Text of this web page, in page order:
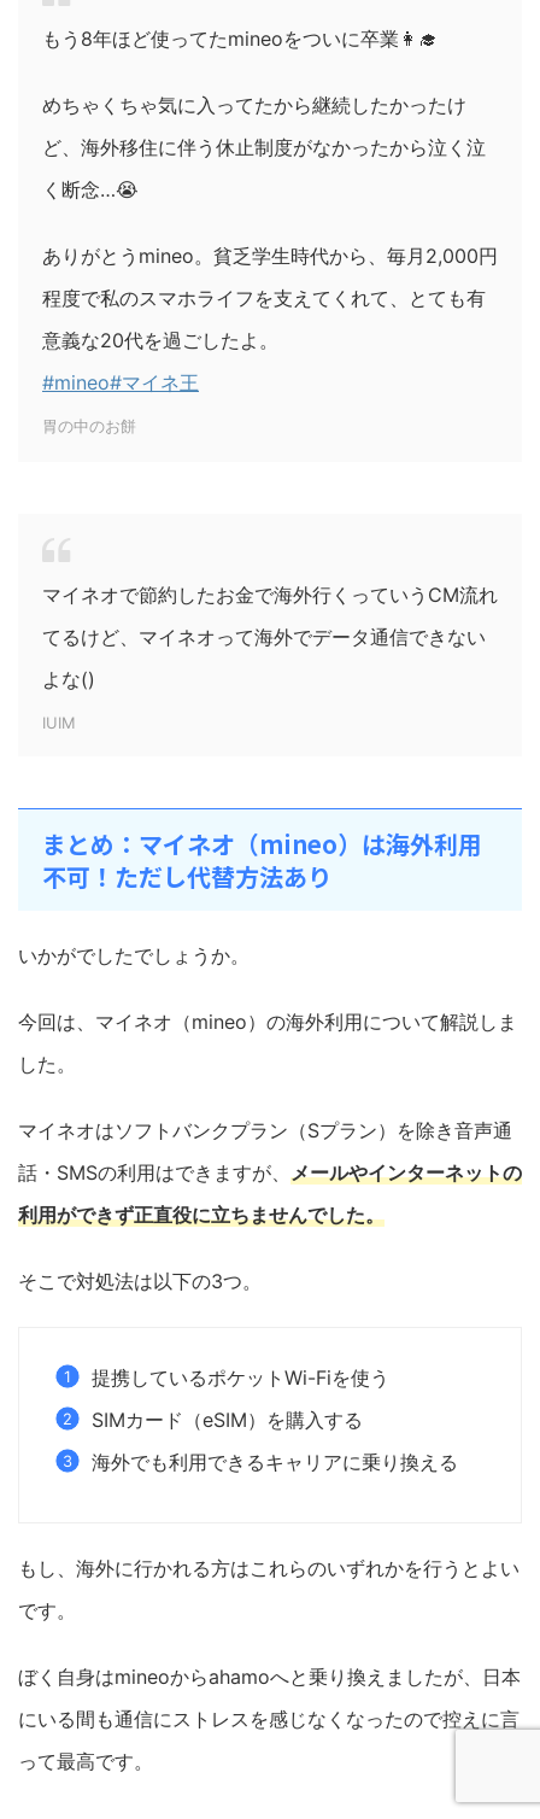
もう8年ほど使ってたmineoをついに卒業👩‍🎓
めちゃくちゃ気に入ってたから継続したかったけ
ど、海外移住に伴う休止制度がなかったから泣く泣
く断念…😭
ありがとうmineo。貧乏学生時代から、毎月2,000円
程度で私のスマホライフを支えてくれて、とても有
意義な20代を過ごしたよ。
#mineo#マイネ王
胃の中のお餅
マイネオで節約したお金で海外行くっていうCM流れ
てるけど、マイネオって海外でデータ通信できない
よな()
IUIM
まとめ：マイネオ（mineo）は海外利用
不可！ただし代替方法あり
いかがでしたでしょうか。
今回は、マイネオ（mineo）の海外利用について解説しま
した。
マイネオはソフトバンクプラン（Sプラン）を除き音声通
話・SMSの利用はできますが、 メールやインターネットの
利用ができず正直役に立ちませんでした。
そこで対処法は以下の3つ。
提携しているポケットWi-Fiを使う
SIMカード（eSIM）を購入する
海外でも利用できるキャリアに乗り換える
もし、海外に行かれる方はこれらのいずれかを行うとよい
です。
ぼく自身はmineoからahamoへと乗り換えましたが、日本
にいる間も通信にストレスを感じなくなったので控えに言
って最高です。